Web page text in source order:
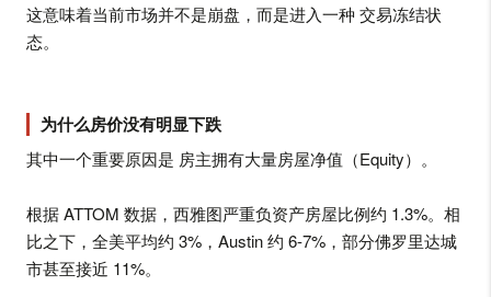
这意味着当前市场并不是崩盘，而是进入一种 交易冻结状
态。
为什么房价没有明显下跌
其中一个重要原因是 房主拥有大量房屋净值（Equity）。
根据 ATTOM 数据，西雅图严重负资产房屋比例约 1.3%。相
比之下，全美平均约 3%，Austin 约 6-7%，部分佛罗里达城
市甚至接近 11%。